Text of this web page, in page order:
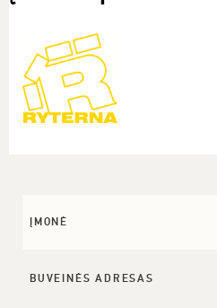
ĮMONĖ
BUVEINĖS ADRESAS